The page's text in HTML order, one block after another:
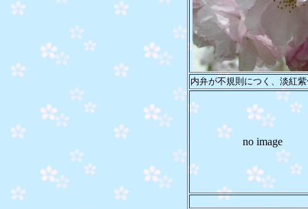
内弁が不規則につく、淡紅
no image